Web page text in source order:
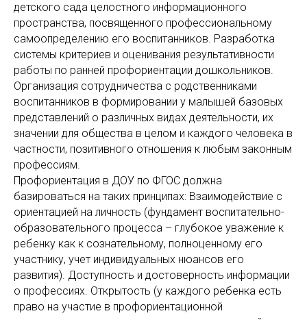
детского сада целостного информационного
пространства, посвященного профессиональному
самоопределению его воспитанников. Разработка
системы критериев и оценивания результативности
работы по ранней профориентации дошкольников.
Организация сотрудничества с родственниками
воспитанников в формировании у малышей базовых
представлений о различных видах деятельности, их
значении для общества в целом и каждого человека в
частности, позитивного отношения к любым законным
профессиям.
Профориентация в ДОУ по ФГОС должна
базироваться на таких принципах: Взаимодействие с
ориентацией на личность (фундамент воспитательно-
образовательного процесса – глубокое уважение к
ребенку как к сознательному, полноценному его
участнику, учет индивидуальных нюансов его
развития). Доступность и достоверность информации
о профессиях. Открытость (у каждого ребенка есть
право на участие в профориентационной